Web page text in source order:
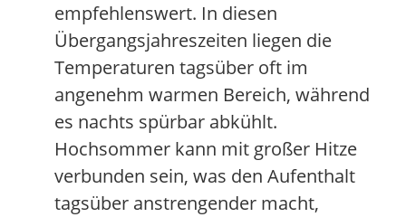
empfehlenswert. In diesen
Übergangsjahreszeiten liegen die
Temperaturen tagsüber oft im
angenehm warmen Bereich, während
es nachts spürbar abkühlt.
Hochsommer kann mit großer Hitze
verbunden sein, was den Aufenthalt
tagsüber anstrengender macht,